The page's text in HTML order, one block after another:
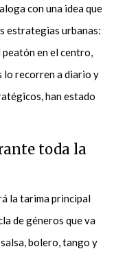
con una idea que
estrategias urbanas:
en el centro,
lo recorren a diario y
han estado
toda la
la tarima principal
de géneros que va
bolero, tango y